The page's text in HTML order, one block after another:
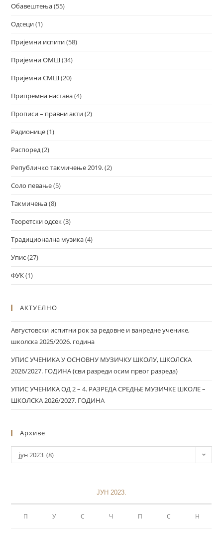
Обавештења(55)
Одсеци(1)
Пријемни испити(58)
Пријемни ОМШ(34)
Пријемни СМШ(20)
Припремна настава(4)
Прописи – правни акти(2)
Радионице(1)
Распоред(2)
Републичко такмичење 2019.(2)
Соло певање(5)
Такмичења(8)
Теоретски одсек (3)
Традиционална музика(4)
Упис(27)
ФУК(1)
АКТУЕЛНО
Августовски испитни рок за редовне и ванредне ученике,
школска 2025/2026. година
УПИС УЧЕНИКА У ОСНОВНУ МУЗИЧКУ ШКОЛУ, ШКОЛСКА
2026/2027. ГОДИНА (сви разреди осим првог разреда)
УПИС УЧЕНИКА ОД 2 – 4. РАЗРЕДА СРЕДЊЕ МУЗИЧКЕ ШКОЛЕ –
ШКОЛСКА 2026/2027. ГОДИНА
Архиве
јун 2023 (8)
ЈУН 2023.
П У С Ч П С Н